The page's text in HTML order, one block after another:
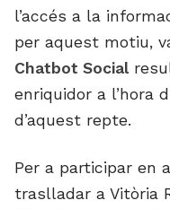
l’accés a la
per aquest motiu,
Chatbot Social
enriquidor a l’hora
d’aquest repte.
Per a participar en
traslladar a Vitòria